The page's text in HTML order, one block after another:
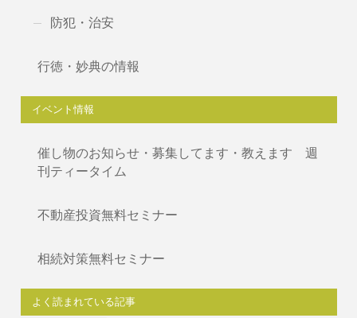
防犯・治安
行徳・妙典の情報
イベント情報
催し物のお知らせ・募集してます・教えます 週
刊ティータイム
不動産投資無料セミナー
相続対策無料セミナー
よく読まれている記事